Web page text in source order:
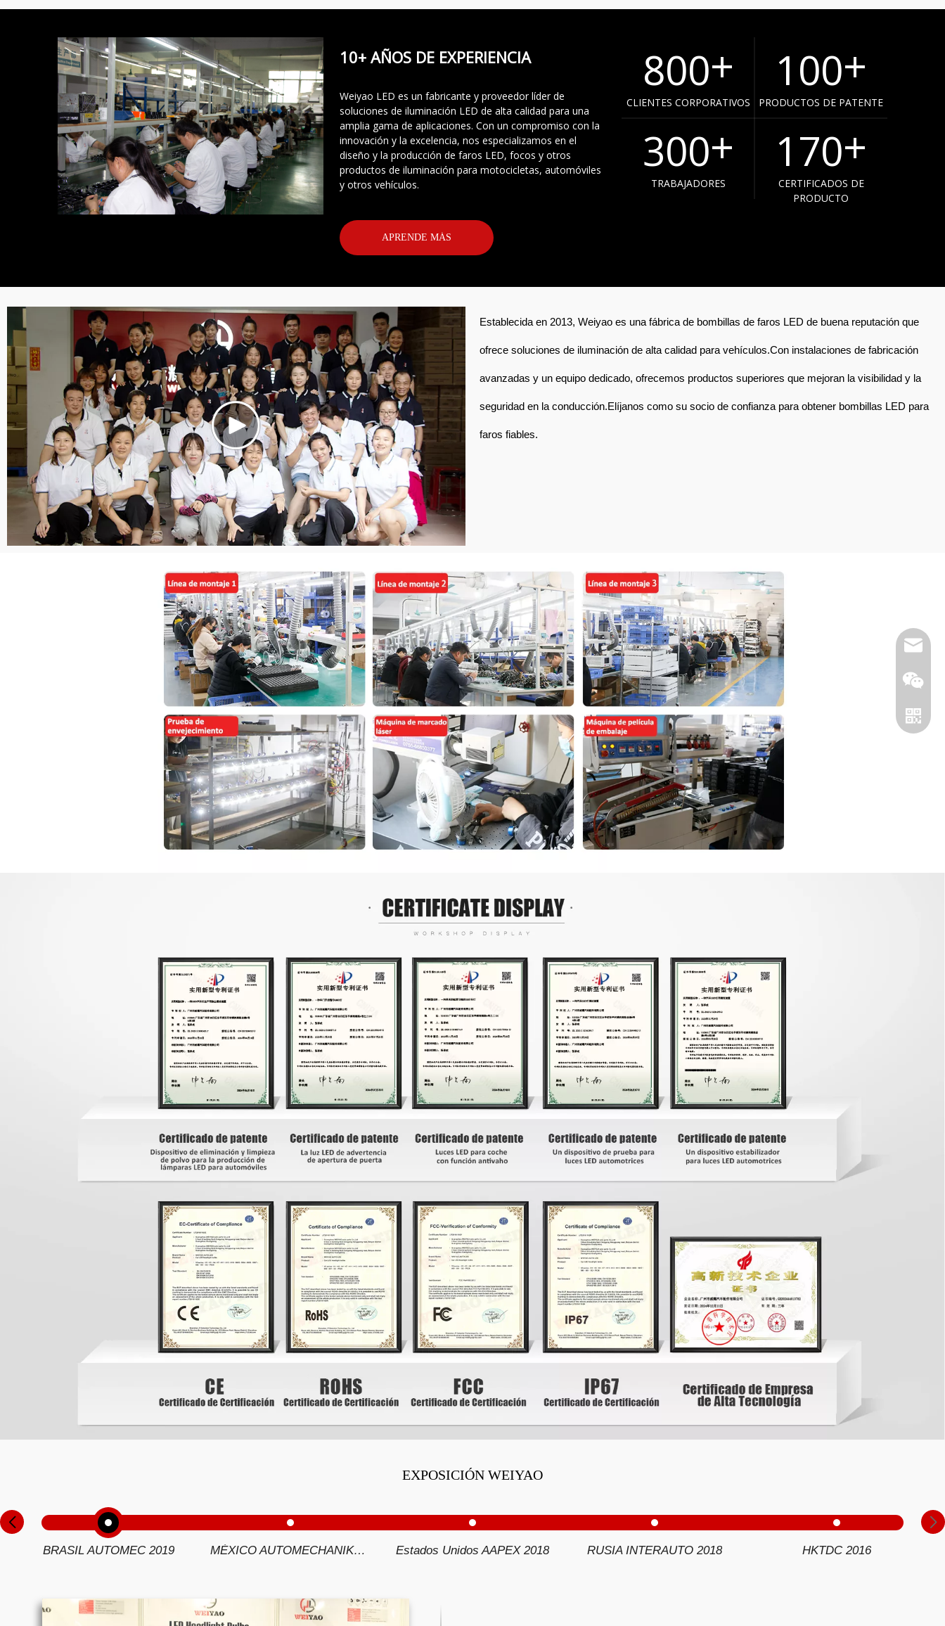
10+ AÑOS DE EXPERIENCIA
Weiyao LED es un fabricante y proveedor líder de
soluciones de iluminación LED de alta calidad para una
amplia gama de aplicaciones. Con un compromiso con la
innovación y la excelencia, nos especializamos en el
diseño y la producción de faros LED, focos y otros
productos de iluminación para motocicletas, automóviles
y otros vehículos.
APRENDE MÁS
800+
CLIENTES CORPORATIVOS
100+
PRODUCTOS DE PATENTE
300+
TRABAJADORES
170+
CERTIFICADOS DE
PRODUCTO
Establecida en 2013, Weiyao es una fábrica de bombillas de faros LED de buena reputación que
ofrece soluciones de iluminación de alta calidad para vehículos.Con instalaciones de fabricación
avanzadas y un equipo dedicado, ofrecemos productos superiores que mejoran la visibilidad y la
seguridad en la conducción.Elíjanos como su socio de confianza para obtener bombillas LED para
faros fiables.
EXPOSICIÓN WEIYAO
BRASIL AUTOMEC 2019 MÉXICO AUTOMECHANIKA 2019 Estados Unidos AAPEX 2018 RUSIA INTERAUTO 2018 HKTDC 2016
Correo